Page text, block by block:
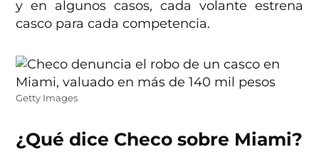
y en algunos casos, cada volante estrena
casco para cada competencia.
Getty Images
¿Qué dice Checo sobre Miami?